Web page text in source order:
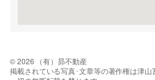
© 2026 （有）昴不動産
掲載されている写真･文章等の著作権は津山